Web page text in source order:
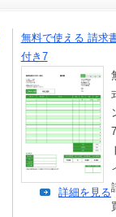
無料で使える 請求
付き7
詳細を見る